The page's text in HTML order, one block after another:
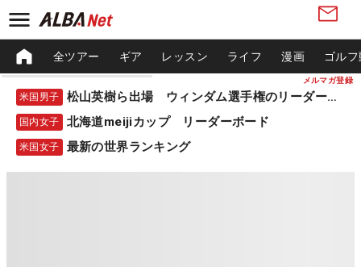
メルマガ登録
全ツアー ギア レッスン ライフ 漫画 ゴル
米国男子 松山英樹ら出場 ウィンダム選手権のリーダーボード
国内女子 北海道meijiカップ リーダーボード
米国女子 最新の世界ランキング